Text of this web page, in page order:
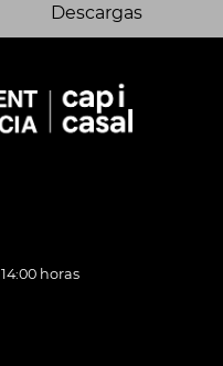
Descargas
horas